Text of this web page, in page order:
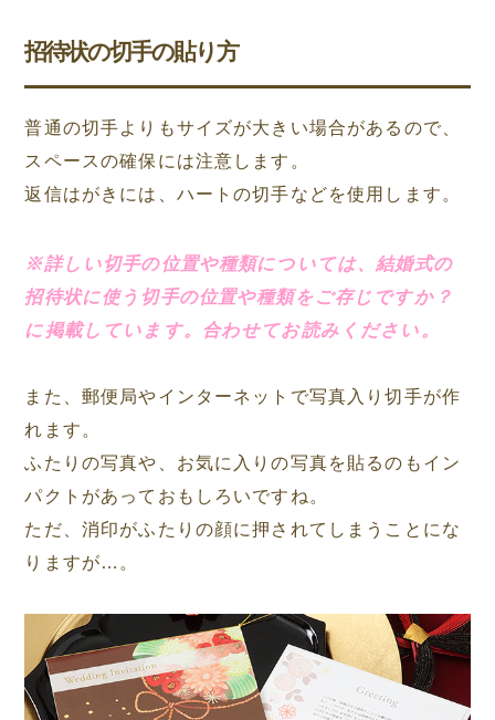
招待状の切手の貼り方
普通の切手よりもサイズが大きい場合があるので、
スペースの確保には注意します。
返信はがきには、ハートの切手などを使用します。
※詳しい切手の位置や種類については、結婚式の
招待状に使う切手の位置や種類をご存じですか？
に掲載しています。合わせてお読みください。
また、郵便局やインターネットで写真入り切手が作
れます。
ふたりの写真や、お気に入りの写真を貼るのもイン
パクトがあっておもしろいですね。
ただ、消印がふたりの顔に押されてしまうことにな
りますが…。